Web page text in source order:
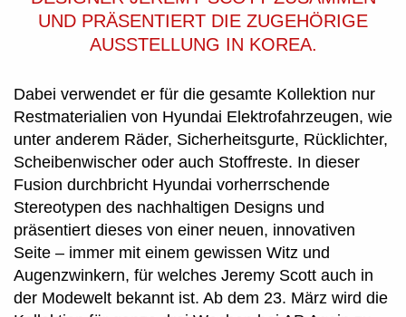
UND PRÄSENTIERT DIE ZUGEHÖRIGE
AUSSTELLUNG IN KOREA.
Dabei verwendet er für die gesamte Kollektion nur
Restmaterialien von Hyundai Elektrofahrzeugen, wie
unter anderem Räder, Sicherheitsgurte, Rücklichter,
Scheibenwischer oder auch Stoffreste. In dieser
Fusion durchbricht Hyundai vorherrschende
Stereotypen des nachhaltigen Designs und
präsentiert dieses von einer neuen, innovativen
Seite – immer mit einem gewissen Witz und
Augenzwinkern, für welches Jeremy Scott auch in
der Modewelt bekannt ist. Ab dem 23. März wird die